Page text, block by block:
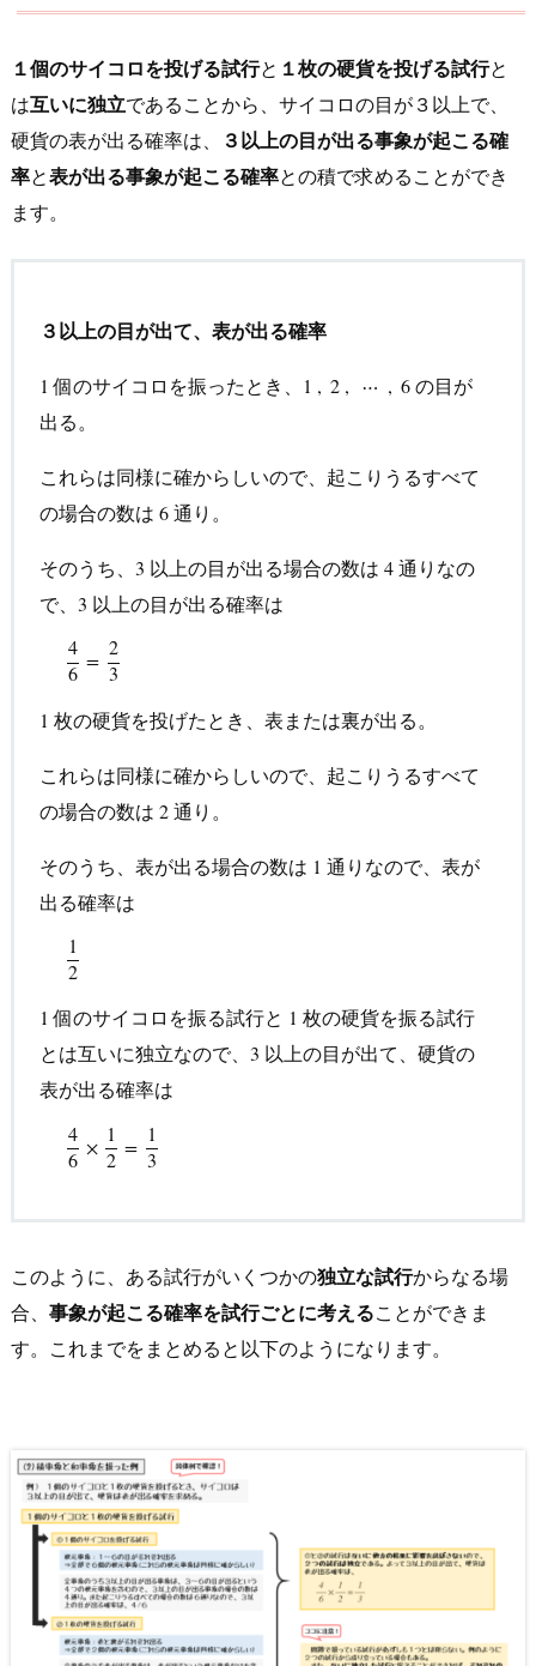
１個のサイコロを投げる試行と １枚の硬貨を投げる試行と
は互いに独立であることから、サイコロの目が３以上で、
硬貨の表が出る確率は、
３以上の目が出る事象が起こる確
率と表が出る事象が起こる確率との積で求めることができ
ます。
３以上の目が出て、表が出る確率
11 個のサイコロを振ったとき、 1 , 2 , ⋯ , 6
1 , 2 , ⋯ 6
の目が
出る。
これらは同様に確からしいので、起こりうるすべて
の場合の数は 6
6通り。
そのうち、 3
3 以上の目が出る場合の数は4
4通りなの
で、 3
3 以上の目が出る確率は
4
6 = 2
3
6=23
11 枚の硬貨を投げたとき、表または裏が出る。
これらは同様に確からしいので、起こりうるすべて
の場合の数は 2
2通り。
そのうち、表が出る場合の数は 11 通りなので、表が
出る確率は
1
2
2
11 個のサイコロを振る試行と 11 枚の硬貨を振る試行
とは互いに独立なので、 3
3 以上の目が出て、硬貨の
表が出る確率は
4
6 × 1
2 = 1
3
46 ×1 2= 13
このように、ある試行がいくつかの独立な試行からなる場
合、 事象が起こる確率を試行ごとに考えることができま
す。これまでをまとめると以下のようになります。